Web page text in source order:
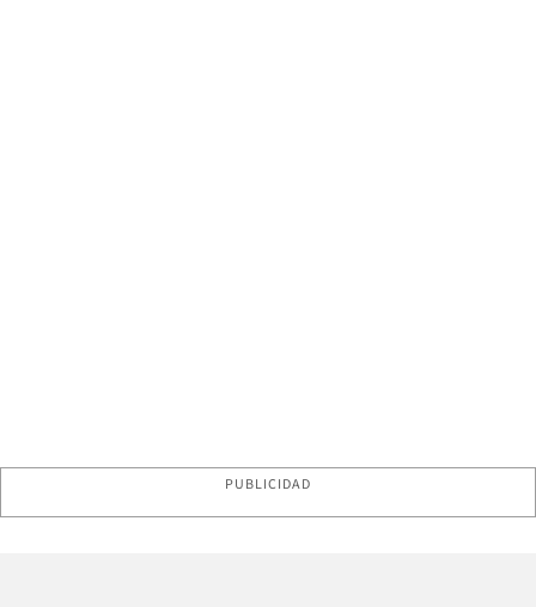
PUBLICIDAD